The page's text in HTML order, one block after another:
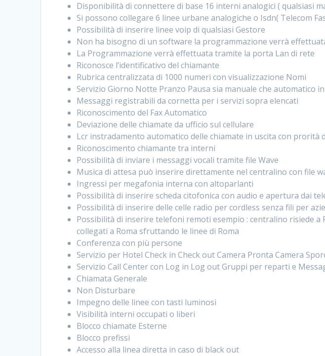
Disponibilità di connettere di base 16 interni analogici ( qualsiasi
Si possono collegare 6 linee urbane analogiche o Isdn( Telecom
Possibilità di inserire linee voip di qualsiasi Gestore
Non ha bisogno di un software la programmazione verrà
La Programmazione verrà effettuata tramite la porta Lan di rete
Riconosce l’identificativo del chiamante
Rubrica centralizzata di 1000 numeri con visualizzazione Nomi
Servizio Giorno Notte Pranzo Pausa sia manuale che automatico
Messaggi registrabili da cornetta per i servizi sopra elencati
Riconoscimento del Fax Automatico
Deviazione delle chiamate da ufficio sul cellulare
Lcr instradamento automatico delle chiamate in uscita con prorità
Riconoscimento chiamante tra interni
Possibilità di inviare i messaggi vocali tramite file Wave
Musica di attesa può inserire direttamente nel centralino con file
Ingressi per megafonia interna con altoparlanti
Possibilità di inserire scheda citofonica con audio e apertura dai
Possibilità di inserire delle celle radio per cordless senza fili per
Possibilità di inserire telefoni remoti esempio : centralino risiede
collegati a Roma sfruttando le linee di Roma
Conferenza con più persone
Servizio per Hotel Check in Check out Camera Pronta Camera
Servizio Call Center con Log in Log out Gruppi per reparti e
Chiamata Generale
Non Disturbare
Impegno delle linee con tasti luminosi
Visibilità interni occupati o liberi
Blocco chiamate Esterne
Blocco prefissi
Accesso alla linea diretta in caso di black out